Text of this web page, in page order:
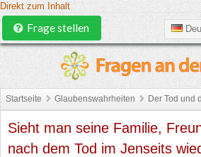
Direkt zum Inhalt
Frage stellen
Startseite Glaubenswahrheiten Der Tod und
Sieht man seine Familie,
nach dem Tod im Jenseits